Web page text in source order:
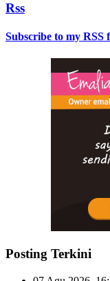
Rss
Subscribe to my RSS
Posting Terkini